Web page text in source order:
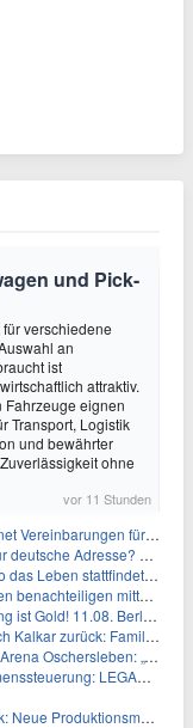
und Pick-
verschiedene
an
ist
attraktiv.
Fahrzeuge eignen
Transport, Logistik
und bewährter
ohne
vor 11 Stunden
der kanadischen Regierung für Straßeninfrastruktur und Stromübertragungsleitungen
wo Ihre Leiterplatten wirklich gefertigt werden
Technologie bringt Neurofeedback in den Alltag
mittelständische Unternehmen
11.08. Berlin – 18:30 Uhr
verbindet Sport und Freizeitpark-Erlebnis
– die Börde bebt“ feiert ostdeutsche Fahrzeugkultur
für die Bewertung kritischer Verträge vor
für eine Branche im Wandel